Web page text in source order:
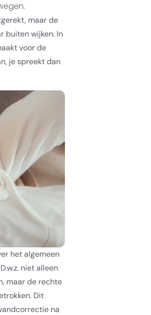
maar de
buiten wijken. In
voor de
je spreekt dan
het algemeen
niet alleen
maar de rechte
Dit
na